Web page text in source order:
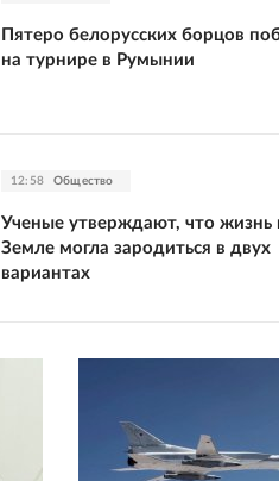
Пятеро белорусских борцов
на турнире в Румынии
12:58 Общество
Ученые утверждают, что жизнь
Земле могла зародиться в двух
вариантах